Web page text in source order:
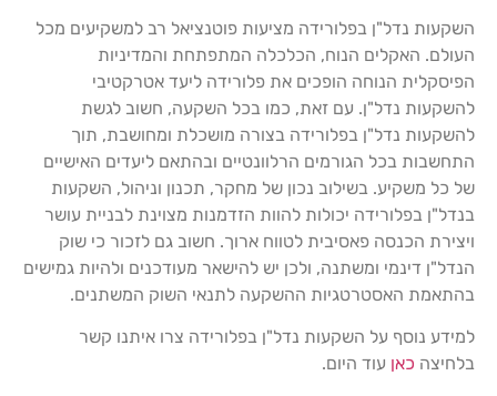
השקעות נדל"ן בפלורידה מציעות פוטנציאל רב למשקיעים מכל
העולם. האקלים הנוח, הכלכלה המתפתחת והמדיניות
הפיסקלית הנוחה הופכים את פלורידה ליעד אטרקטיבי
להשקעות נדל"ן. עם זאת, כמו בכל השקעה, חשוב לגשת
להשקעות נדל"ן בפלורידה בצורה מושכלת ומחושבת, תוך
התחשבות בכל הגורמים הרלוונטיים ובהתאם ליעדים האישיים
של כל משקיע. בשילוב נכון של מחקר, תכנון וניהול, השקעות
בנדל"ן בפלורידה יכולות להוות הזדמנות מצוינת לבניית עושר
ויצירת הכנסה פאסיבית לטווח ארוך. חשוב גם לזכור כי שוק
הנדל"ן דינמי ומשתנה, ולכן יש להישאר מעודכנים ולהיות גמישים
בהתאמת האסטרטגיות ההשקעה לתנאי השוק המשתנים.
למידע נוסף על השקעות נדל"ן בפלורידה צרו איתנו קשר
בלחיצה כאן עוד היום.